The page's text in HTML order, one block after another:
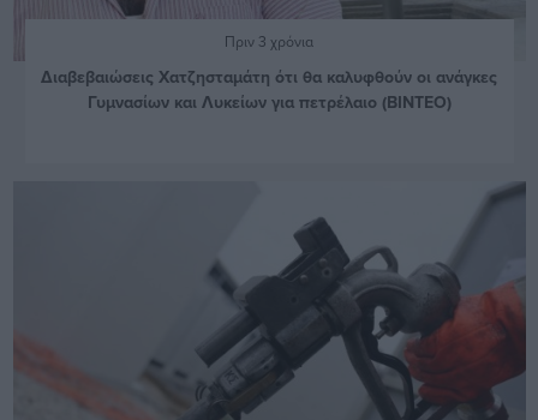
Πριν 3 χρόνια
Διαβεβαιώσεις Χατζησταμάτη ότι θα καλυφθούν οι ανάγκες
Γυμνασίων και Λυκείων για πετρέλαιο (ΒΙΝΤΕΟ)